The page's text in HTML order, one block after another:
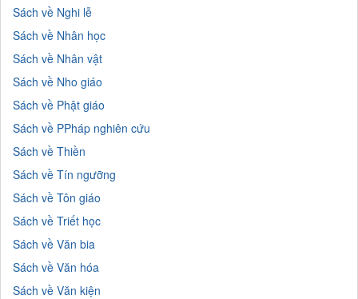
Sách về Nghi lễ
Sách về Nhân học
Sách về Nhân vật
Sách về Nho giáo
Sách về Phật giáo
Sách về PPháp nghiên cứu
Sách về Thiền
Sách về Tín ngưỡng
Sách về Tôn giáo
Sách về Triết học
Sách về Văn bia
Sách về Văn hóa
Sách về Văn kiện